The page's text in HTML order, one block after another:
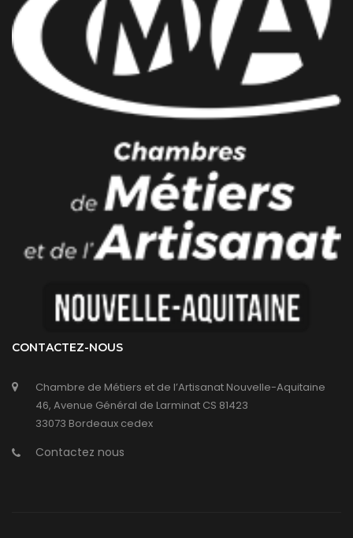
CONTACTEZ-NOUS
Chambre de Métiers et de l’Artisanat Nouvelle-Aquitaine
46, Avenue Général de Larminat CS 81423
33073 Bordeaux cedex
Contactez nous